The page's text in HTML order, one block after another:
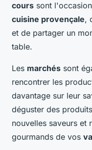
cours sont
cuisine provençale,
et de partager un
table.
Les marchés sont
rencontrer les
davantage sur leur
déguster des
nouvelles saveurs et
gourmands de vos